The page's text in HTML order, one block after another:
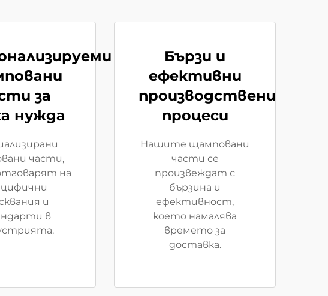
за
нужда
части,
на
и
в
Бързи и
ефективни
производствени
процеси
Нашите щамповани
части се
произвеждат с
бързина и
ефективност,
което намалява
времето за
доставка.